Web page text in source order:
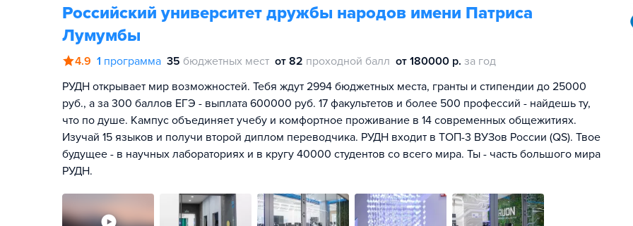
Российский университет дружбы народов имени Патриса
Лумумбы
4.9 1 программа 35 бюджетных мест от 82 проходной балл от 180000 р. за год
РУДН открывает мир возможностей. Тебя ждут 2994 бюджетных места, гранты и стипендии до 25000
руб., а за 300 баллов ЕГЭ - выплата 600000 руб. 17 факультетов и более 500 профессий - найдешь ту,
что по душе. Кампус объединяет учебу и комфортное проживание в 14 современных общежитиях.
Изучай 15 языков и получи второй диплом переводчика. РУДН входит в ТОП-3 ВУЗов России (QS). Твое
будущее - в научных лабораториях и в кругу 40000 студентов со всего мира. Ты - часть большого мира
РУДН.